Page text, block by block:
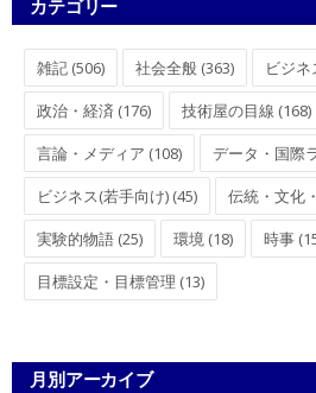
カテゴリー
雑記 (506) 社会全般 (363)
ビジネ
政治・経済 (176)
技術屋の目線 (168)
言論・メディア (108)
データ・国際
ビジネス(若手向け) (45)
伝統・文化
実験的物語 (25)
環境 (18)
時事
目標設定・目標管理 (13)
月別アーカイブ